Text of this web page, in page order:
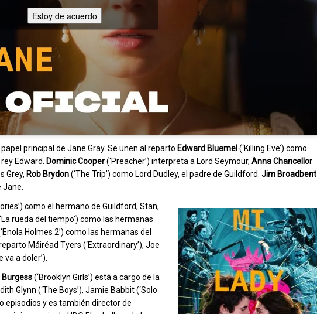
Estoy de acuerdo
principal de Jane Gray. Se unen al reparto Edward Bluemel (‘Killing Eve’) como
rey Edward. Dominic Cooper(‘Preacher’) interpreta a Lord Seymour, Anna Chancellor
Grey, Rob Brydon(‘The Trip’) como Lord Dudley, el padre de Guildford. Jim Broadbent
Jane.
como el hermano de Guildford, Stan,
rueda del tiempo’) como las hermanas
Holmes 2’) como las hermanas del
Máiréad Tyers (‘Extraordinary’), Joe
va a doler’).
(‘Brooklyn Girls’) está a cargo de la
Glynn (‘The Boys’), Jamie Babbit (‘Solo
episodios y es también director de